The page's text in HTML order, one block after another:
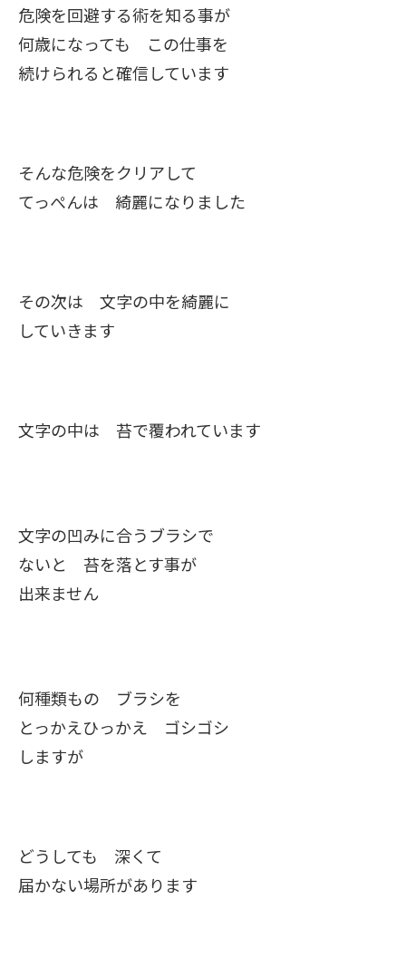
危険を回避する術を知る事が
何歳になっても この仕事を
続けられると確信しています
そんな危険をクリアして
てっぺんは 綺麗になりました
その次は 文字の中を綺麗に
していきます
文字の中は 苔で覆われています
文字の凹みに合うブラシで
ないと 苔を落とす事が
出来ません
何種類もの ブラシを
とっかえひっかえ ゴシゴシ
しますが
どうしても 深くて
届かない場所があります